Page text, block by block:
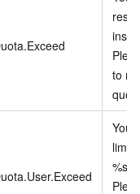
to
Your
%s